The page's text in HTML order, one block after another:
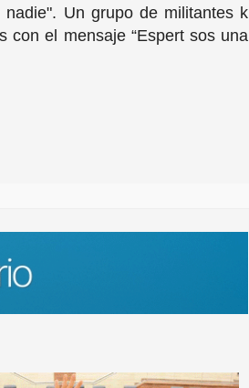
Un grupo de militantes k
con el mensaje “Espert sos una